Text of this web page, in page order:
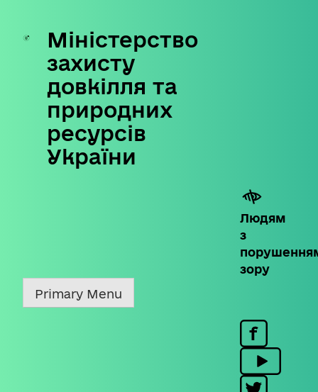
Skip
content
Міністерство
захисту
довкілля та
природних
ресурсів
України
Людям
з
зору
Primary Menu